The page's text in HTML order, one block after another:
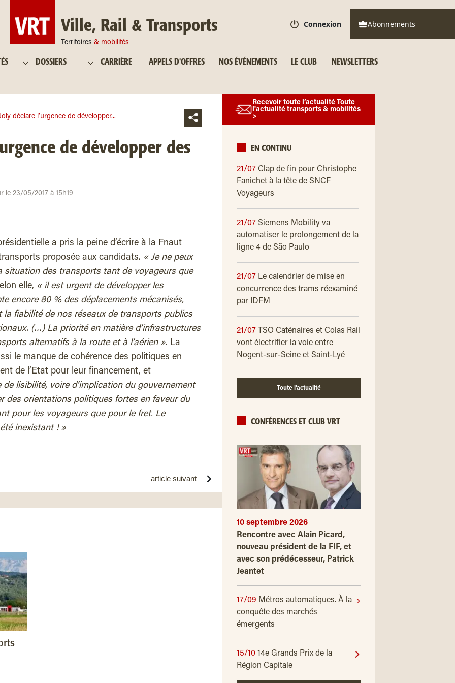
Ville, Rail & Transports
Territoires & mobilités
Connexion Abonnements
DOSSIERS CARRIÈRE APPELS D'OFFRES NOS ÉVÉNEMENTS LE CLUB NEWSLETTERS
déclare l’urgence de développer...
de développer des
le 23/05/2017 à 15h19
a pris la peine d’écrire à la Fnaut
proposée aux candidats. « Je ne peux
situation des transports tant de voyageurs que
elle, « il est urgent de développer les
encore 80 % des déplacements mécanisés,
la fiabilité de nos réseaux de transports publics
(…) La priorité en matière d’infrastructures
alternatifs à la route et à l’aérien ». La
le manque de cohérence des politiques en
de l’Etat pour leur financement, et
lisibilité, voire d’implication du gouvernement
des orientations politiques fortes en faveur du
pour les voyageurs que pour le fret. Le
inexistant ! »
article suivant
Recevoir toute l’actualité Toute
l'actualité transports & mobilités
>
EN CONTINU
21/07 Clap de fin pour Christophe
Fanichet à la tête de SNCF
Voyageurs
21/07 Siemens Mobility va
automatiser le prolongement de la
ligne 4 de São Paulo
21/07 Le calendrier de mise en
concurrence des trams réexaminé
par IDFM
21/07
TSO Caténaires et Colas Rail
vont électrifier la voie entre
Nogent-sur-Seine et Saint-Lyé
Toute l’actualité
CONFÉRENCES ET CLUB VRT
10 septembre 2026
Rencontre avec Alain Picard,
nouveau président de la FIF, et
avec son prédécesseur, Patrick
Jeantet
17/09 Métros automatiques. À la
conquête des marchés
émergents
15/10 14e Grands Prix de la
Région Capitale